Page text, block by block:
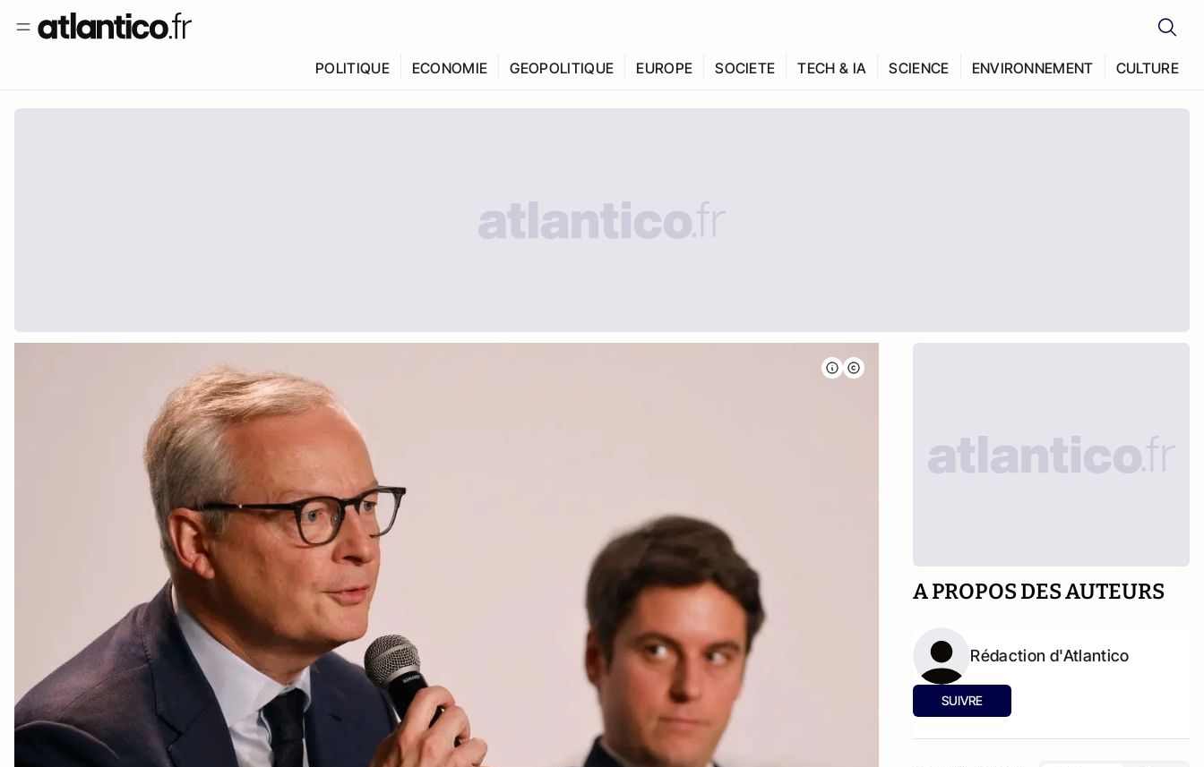
POLITIQUE ECONOMIE GEOPOLITIQUE EUROPE SOCIETE TECH & IA SCIENCE ENVIRONNEMENT CULTURE
A PROPOS DES AUTEURS
Rédaction d'Atlantico
SUIVRE